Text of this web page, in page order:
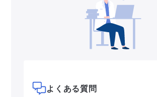
よくある質問